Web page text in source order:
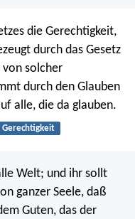
die Gerechtigkeit,
durch das Gesetz
von solcher
durch den Glauben
alle, die da glauben.
Gerechtigkeit
Welt; und ihr sollt
ganzer Seele, daß
Guten, das der